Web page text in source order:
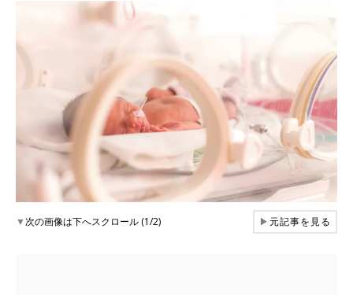
▼次の画像は下へスクロール (1/2) ▶元記事を見る